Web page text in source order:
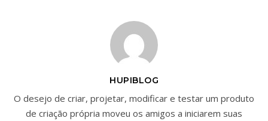
HUPIBLOG
O desejo de criar, projetar, modificar e testar um produto
de criação própria moveu os amigos a iniciarem suas